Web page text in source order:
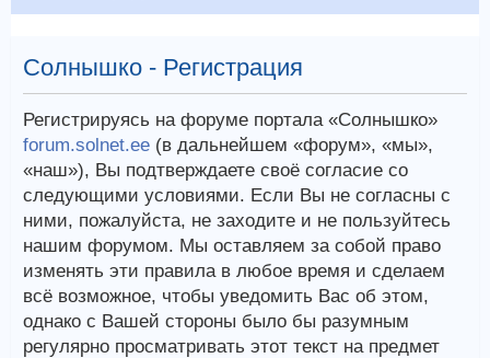
с
Солнышко - Регистрация
Регистрируясь на форуме портала «Солнышко»
forum.solnet.ee (в дальнейшем «форум», «мы»,
«наш»), Вы подтверждаете своё согласие со
следующими условиями. Если Вы не согласны с
ними, пожалуйста, не заходите и не пользуйтесь
нашим форумом. Мы оставляем за собой право
изменять эти правила в любое время и сделаем
всё возможное, чтобы уведомить Вас об этом,
однако с Вашей стороны было бы разумным
регулярно просматривать этот текст на предмет